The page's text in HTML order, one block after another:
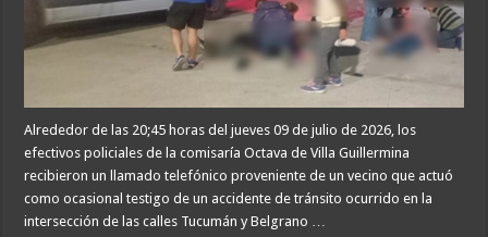
Alrededor de las 20;45 horas del jueves 09 de julio de 2026, los
efectivos policiales de la comisaría Octava de Villa Guillermina
recibieron un llamado telefónico proveniente de un vecino que actuó
como ocasional testigo de un accidente de tránsito ocurrido en la
intersección de las calles Tucumán y Belgrano …